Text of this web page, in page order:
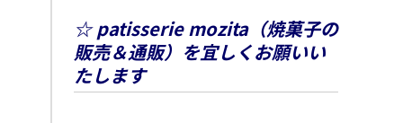
☆ patisserie mozita（焼菓子の
販売＆通販）を宜しくお願いい
たします